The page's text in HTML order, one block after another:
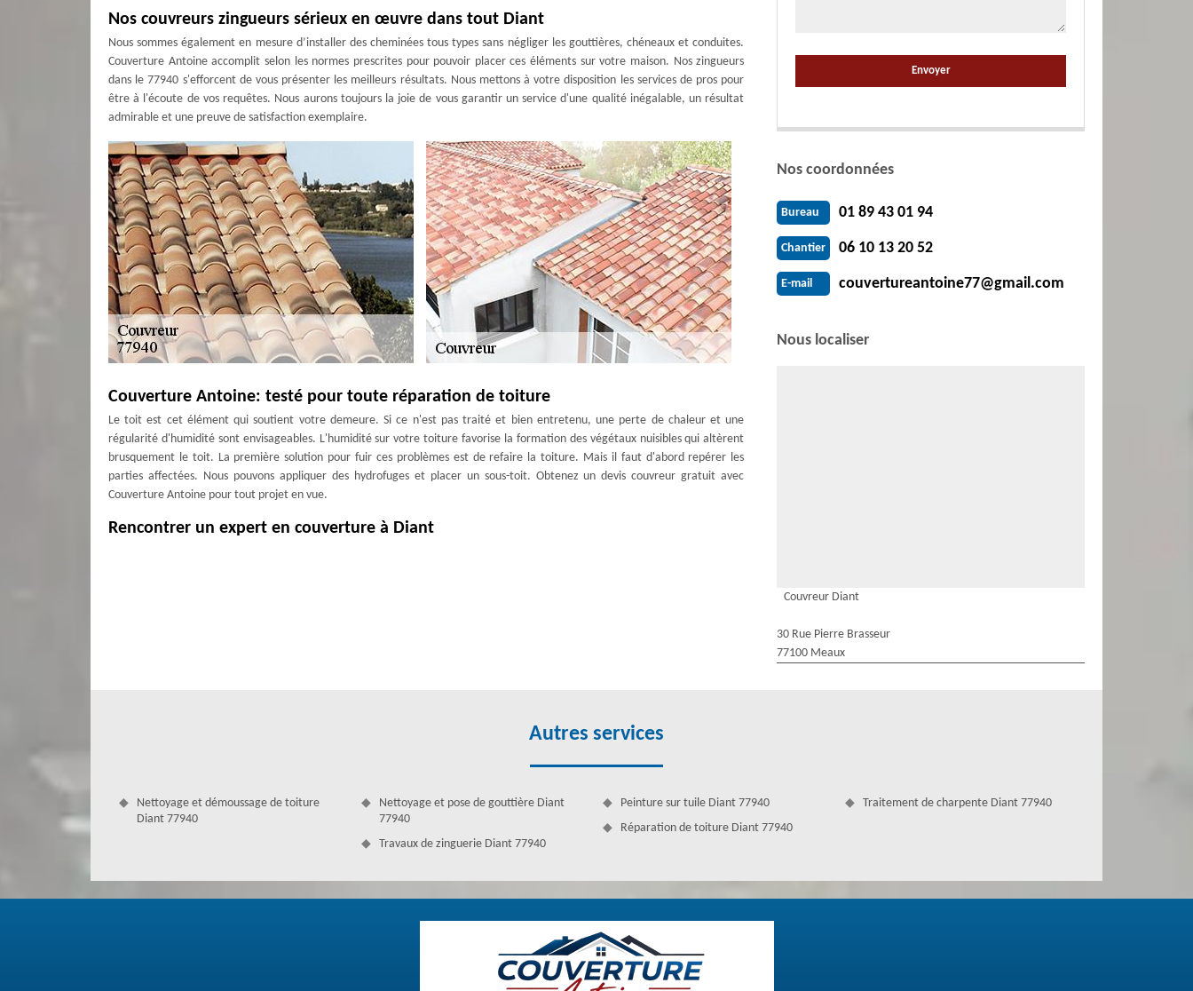
Nos couvreurs zingueurs sérieux en œuvre dans tout Diant
Nous sommes également en mesure d’installer des cheminées tous types sans négliger les gouttières, chéneaux et conduites.
Couverture Antoine accomplit selon les normes prescrites pour pouvoir placer ces éléments sur votre maison. Nos zingueurs
dans le 77940 s'efforcent de vous présenter les meilleurs résultats. Nous mettons à votre disposition les services de pros pour
être à l'écoute de vos requêtes. Nous aurons toujours la joie de vous garantir un service d'une qualité inégalable, un résultat
admirable et une preuve de satisfaction exemplaire.
Couverture Antoine: testé pour toute réparation de toiture
Le toit est cet élément qui soutient votre demeure. Si ce n'est pas traité et bien entretenu, une perte de chaleur et une
régularité d'humidité sont envisageables. L'humidité sur votre toiture favorise la formation des végétaux nuisibles qui altèrent
brusquement le toit. La première solution pour fuir ces problèmes est de refaire la toiture. Mais il faut d'abord repérer les
parties affectées. Nous pouvons appliquer des hydrofuges et placer un sous-toit. Obtenez un devis couvreur gratuit avec
Couverture Antoine pour tout projet en vue.
Rencontrer un expert en couverture à Diant
Si la rénovation du toit n'est pas suffisante pour résoudre une détérioration sensible, il est recommandé de refaire le toit. Une
réparation est nettement requise si votre toiture ne tient pas en place, afin de maintenir son étanchéité. Les fuites sur le toit et
les infiltrations d'eau profondes seront égarées. En effet, lorsque la fuite est trop importante ou que le toit est trop
Nos coordonnées
Bureau 01 89 43 01 94
Chantier 06 10 13 20 52
E-mail couvertureantoine77@gmail.com
Nous localiser
Couvreur Diant
30 Rue Pierre Brasseur
77100 Meaux
Autres services
Nettoyage et démoussage de toiture
Diant 77940
Nettoyage et pose de gouttière Diant
77940
Travaux de zinguerie Diant 77940
Peinture sur tuile Diant 77940
Réparation de toiture Diant 77940
Traitement de charpente Diant 77940